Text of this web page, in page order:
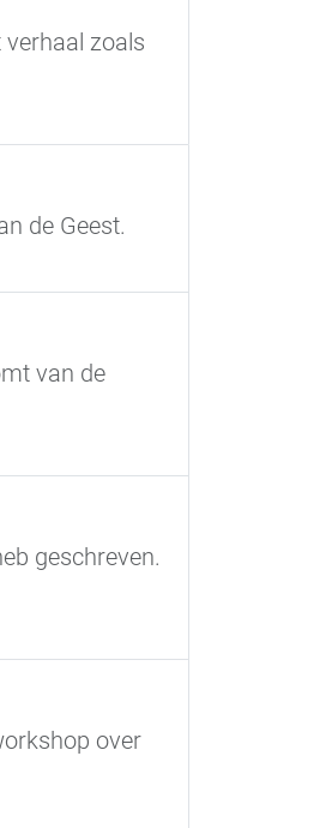
zoals
de Geest.
van de
geschreven.
over